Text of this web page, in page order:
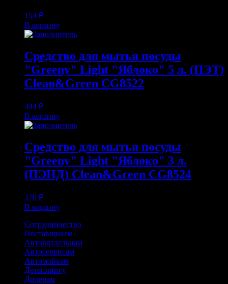
154 ₽
В корзину
Средство для мытья посуды
"Greeny" Light "Яблоко" 5 л. (ПЭТ)
Clean&Green CG8522
444 ₽
В корзину
Средство для мытья посуды
"Greeny" Light "Яблоко" 3 л.
(ПЭНД) Clean&Green CG8524
370 ₽
В корзину
Сотрудничество
Поставщикам
Автовладельцам
Автосервисам
Автомойкам
Детейлингу
Дилерам